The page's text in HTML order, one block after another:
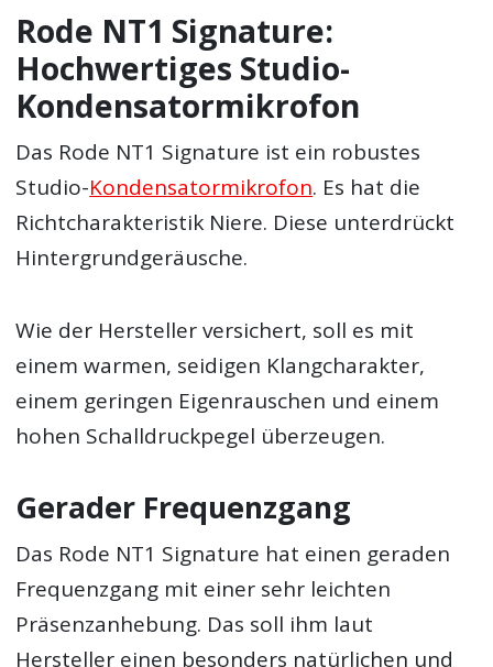
Rode NT1 Signature:
Hochwertiges Studio-
Kondensatormikrofon
Das Rode NT1 Signature ist ein robustes
Studio-Kondensatormikrofon. Es hat die
Richtcharakteristik Niere. Diese unterdrückt
Hintergrundgeräusche.
Wie der Hersteller versichert, soll es mit
einem warmen, seidigen Klangcharakter,
einem geringen Eigenrauschen und einem
hohen Schalldruckpegel überzeugen.
Gerader Frequenzgang
Das Rode NT1 Signature hat einen geraden
Frequenzgang mit einer sehr leichten
Präsenzanhebung. Das soll ihm laut
Hersteller einen besonders natürlichen und